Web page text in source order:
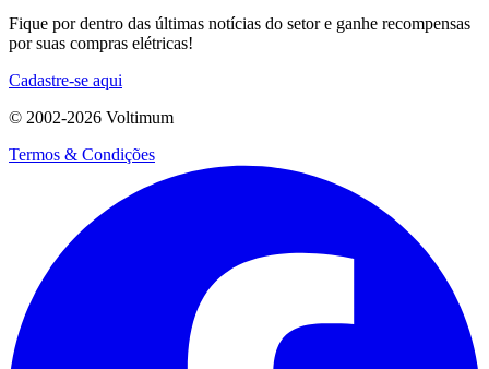
Fique por dentro das últimas notícias do setor e ganhe recompensas
por suas compras elétricas!
Cadastre-se aqui
© 2002-2026 Voltimum
Termos & Condições